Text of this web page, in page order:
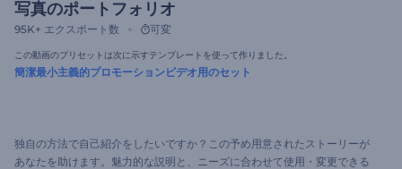
写真のポートフォリオ
95K+ エクスポート数 可変
この動画のプリセットは次に示すテンプレートを使って作りました。
簡潔最小主義的プロモーションビデオ用のセット
独自の方法で自己紹介をしたいですか？この予め用意されたストーリーが
あなたを助けます。魅力的な説明と、ニーズに合わせて使用・変更できる